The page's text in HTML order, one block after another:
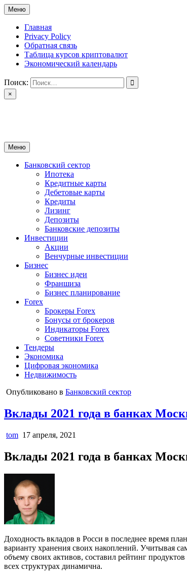
Перейти
к
содержимому
Меню
Главная
Privacy Policy
Обратная связь
Таблица курсов криптовалют
Экономический календарь
Поиск:
×
Меню
Банковский сектор
Ипотека
Кредитные карты
Дебетовые карты
Кредиты
Лизинг
Депозиты
Банковские депозиты
Инвестиции
Акции
Венчурные инвестиции
Бизнес
Бизнес идеи
Франшиза
Бизнес планирование
Forex
Брокеры Forex
Бонусы от брокеров
Индикаторы Forex
Советники Forex
Тендеры
Экономика
Цифровая экономика
Недвижимость
Опубликовано в Банковский сектор
Вклады 2021 года в банках
tom 17 апреля, 2021
Вклады 2021 года в банках
Доходность вкладов в Росси в последнее время
варианту хранения своих накоплений. Учитывая
объему своих активов, составил рейтинг
всех структурах динамична.